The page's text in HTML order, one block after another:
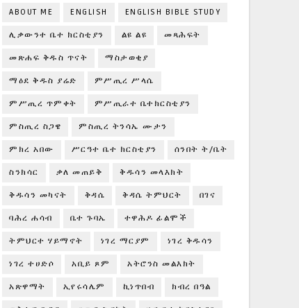
ABOUT ME ENGLISH ENGLISH BIBLE STUDY
ሊቃውንተ ቤተ ክርስቲያን ልዩ ልዩ መጻሕፍት
መጽሐፍ ቅዱስ ጥናት ማስታወቂያ
ማዕደ ቅዱስ ያሬድ ምሥጢረ ሥላሴ
ምሥጢረ ጥምቀት ምሥጢራተ ቤተክርስቲያን
ምስጢረ ስጋዌ ምስጢረ ትንሳኤ ሙታን
ምክረ አበው ሥርዓተ ቤተ ክርስቲያን ሰንበት ት/ቤት
ስንክሳር ቃለ መጠይቅ ቅዱሳን መላእክት
ቅዱሳን መካናት ቅዳሴ ቅዳሴ ትምህርት በገና
ባሕረ ሐሳብ ቤተ ጉባኤ ተዋሕዶ ፊልሞች
ትምህርተ ሃይማኖት ነገረ ማርያም ነገረ ቅዱሳን
ነገረ ተሀድሶ አቢይ ጾም አትሮንስ መልእክት
አጽዋማት ኢየሩሳሌም ኪነጥበብ ክብረ በዓል